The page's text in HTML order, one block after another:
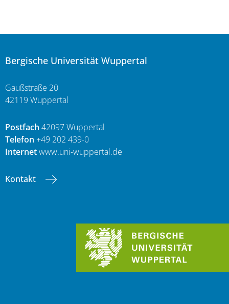
Bergische Universität Wuppertal
Gaußstraße 20
42119 Wuppertal
Postfach 42097 Wuppertal
Telefon +49 202 439-0
Internetwww.uni-wuppertal.de
Kontakt